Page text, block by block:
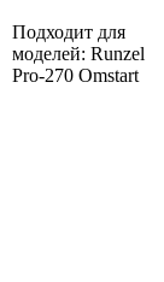
Подходит для
моделей: Runzel
Pro-270 Omstart